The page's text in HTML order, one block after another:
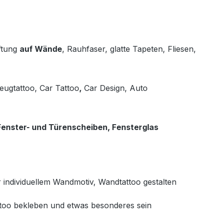
auf Wände, Rauhfaser, glatte Tapeten, Fliesen,
Car Tattoo, Car Design, Auto
und Türenscheiben, Fensterglas
Wandmotiv, Wandtattoo gestalten
bekleben und etwas besonderes sein